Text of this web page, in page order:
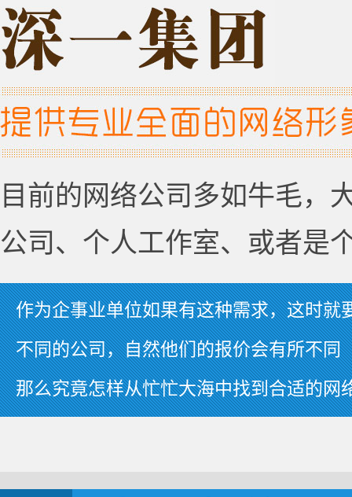
目前的网络公司多如牛毛，
公司、个人工作室、或者是
作为企事业单位如果有这种需求，这时就
不同的公司，自然他们的报价会有所不同
那么究竟怎样从忙忙大海中找到合适的网